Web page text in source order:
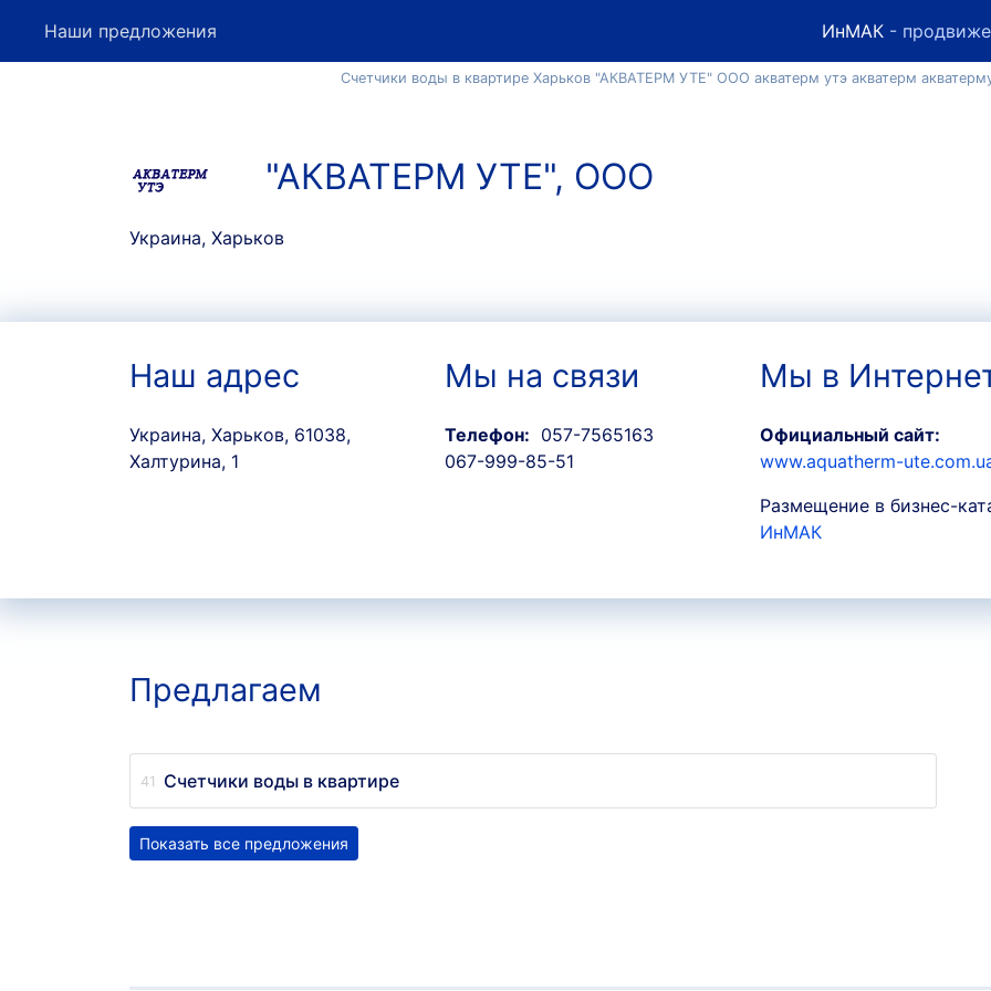
Наши предложения ИнМАК -
Счетчики воды в квартире Харьков "АКВАТЕРМ УТЕ" ООО акватерм утэ акватерм
"АКВАТЕРМ УТЕ", ООО
Украина, Харьков
Наш адрес
Украина, Харьков, 61038,
Халтурина, 1
Мы на связи
Телефон: 057-7565163
067-999-85-51
Мы в
Официальный сайт:
www.aquatherm-
Размещение в бизнес-
ИнМАК
Предлагаем
Счетчики воды в квартире
Показать все предложения